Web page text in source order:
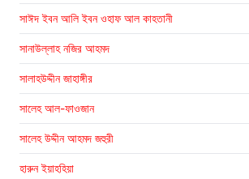
সাঈদ ইবন আলি ইবন ওহাফ আল কাহতানী
সানাউল্লাহ নজির আহমদ
সালাহউদ্দীন জাহাঙ্গীর
সালেহ আল-ফাওজান
সালেহ উদ্দীন আহমদ জহুরী
হারুন ইয়াহহিয়া